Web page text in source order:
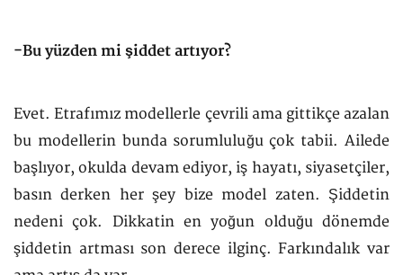
-Bu yüzden mi şiddet artıyor?
Evet. Etrafımız modellerle çevrili ama gittikçe azalan
bu modellerin bunda sorumluluğu çok tabii. Ailede
başlıyor, okulda devam ediyor, iş hayatı, siyasetçiler,
basın derken her şey bize model zaten. Şiddetin
nedeni çok. Dikkatin en yoğun olduğu dönemde
şiddetin artması son derece ilginç. Farkındalık var